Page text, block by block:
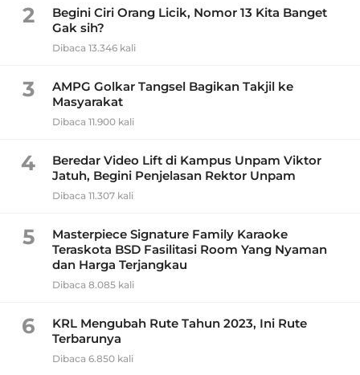
2
Begini Ciri Orang Licik, Nomor 13 Kita Banget
Gak sih?
Dibaca 13.346 kali
3
AMPG Golkar Tangsel Bagikan Takjil ke
Masyarakat
Dibaca 11.900 kali
4
Beredar Video Lift di Kampus Unpam Viktor
Jatuh, Begini Penjelasan Rektor Unpam
Dibaca 11.307 kali
5
Masterpiece Signature Family Karaoke
Teraskota BSD Fasilitasi Room Yang Nyaman
dan Harga Terjangkau
Dibaca 8.085 kali
6
KRL Mengubah Rute Tahun 2023, Ini Rute
Terbarunya
Dibaca 6.850 kali